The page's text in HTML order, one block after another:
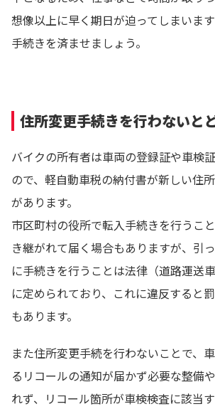
想像以上に早く期日が迫ってしまいま
手続きを済ませましょう。
住所変更手続きを行わないと
バイクの所有者は車両の登録証や車検
ので、軽自動車税の納付書が新しい住
があります。
市区町村の役所で転入手続きを行うこ
き継がれて届く場合もありますが、引
に手続きを行うことは法律（道路運送
に定められており、これに違反すると
もあります。
また住所変更手続を行わないことで、
るリコールの通知が届かず必要な整備
れず、リコール箇所が車検検査に該当